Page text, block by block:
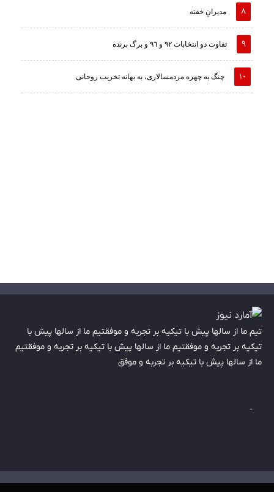
مدیرانِ خفته
تفاوت دو انتخابات ٩٢ و ٩٦ و برگ برنده
چنگ به چهره مردمسالاری، به بهانه تخریب روحانی
تیم ما از سالها پیش با تیکیه بر تجربه و موفقتیم ما از سالها پیش با
تیکیه بر تجربه و موفقتیم ما از سالها پیش با تیکیه بر تجربه و موفقتیم
ما از سالها پیش با تیکیه بر تجربه و موفق
.